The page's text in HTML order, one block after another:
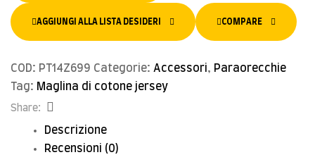
AGGIUNGI ALLA LISTA DESIDERI COMPARE
COD: PT14Z699 Categorie: Accessori, Paraorecchie
Tag: Maglina di cotone jersey
Share:
Descrizione
Recensioni (0)